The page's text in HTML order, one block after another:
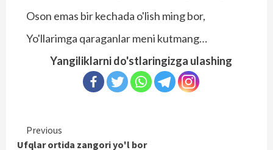
Oson emas bir kechada o'lish ming bor,
Yo'llarimga qaraganlar meni kutmang…
Yangiliklarni do'stlaringizga ulashing
Continue
Previous
Ufqlar ortida zangori yo'l bor